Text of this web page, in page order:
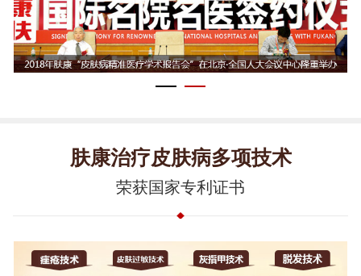
肤康治疗皮肤病多项技术
荣获国家专利证书